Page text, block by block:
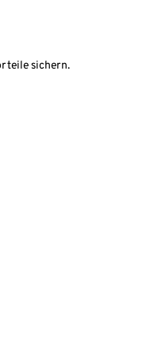
sichern.